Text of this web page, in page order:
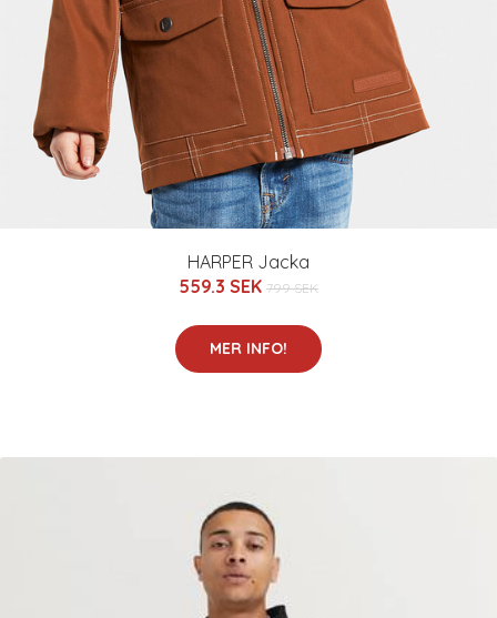
HARPER Jacka
559.3 SEK 799 SEK
MER INFO!